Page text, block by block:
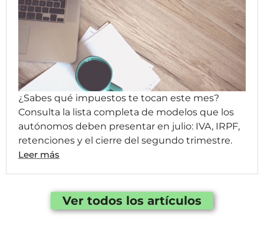
¿Sabes qué impuestos te tocan este mes?
Consulta la lista completa de modelos que los
autónomos deben presentar en julio: IVA, IRPF,
retenciones y el cierre del segundo trimestre.
Leer más
Ver todos los artículos